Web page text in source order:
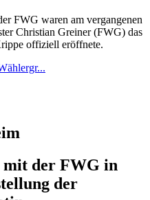
FWG waren am vergangenen
Christian Greiner (FWG) das
offiziell eröffnete.
mit der FWG in
der